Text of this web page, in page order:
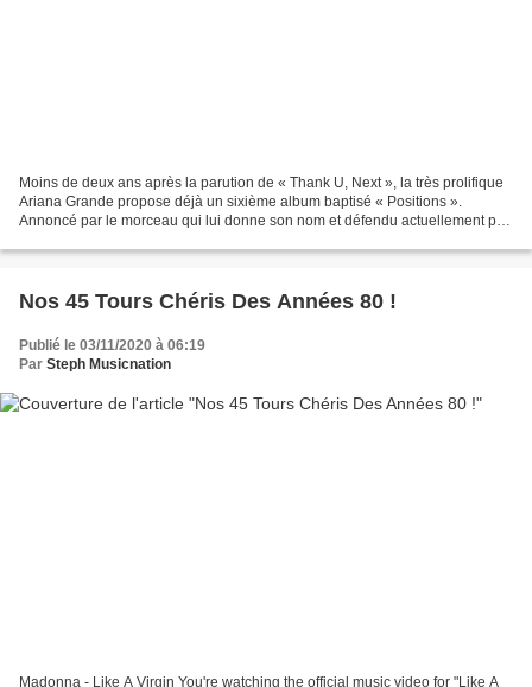
Moins de deux ans après la parution de « Thank U, Next », la très prolifique
Ariana Grande propose déjà un sixième album baptisé « Positions ».
Annoncé par le morceau qui lui donne son nom et défendu actuellement par
Nos 45 Tours Chéris Des Années 80 !
Publié le 03/11/2020 à 06:19
Par Steph Musicnation
Madonna - Like A Virgin You're watching the official music video for "Like A